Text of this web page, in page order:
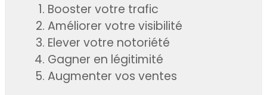
Booster votre trafic
Améliorer votre visibilité
Elever votre notoriété
Gagner en légitimité
Augmenter vos ventes